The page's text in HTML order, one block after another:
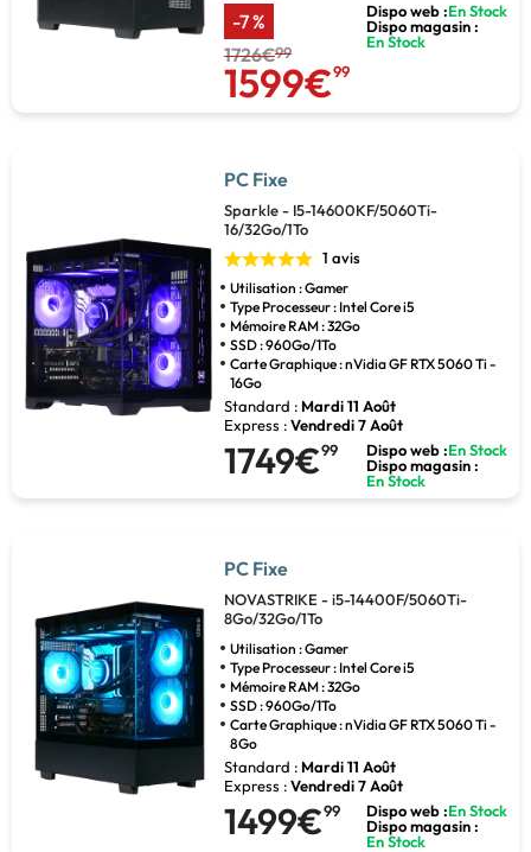
-7 %
1726€99
1599€99
Dispo web :En Stock
Dispo magasin :
En Stock
PC Fixe
Sparkle - I5-14600KF/5060Ti-
16/32Go/1To
1 avis
Utilisation : Gamer
Type Processeur : Intel Core i5
Mémoire RAM : 32Go
SSD : 960Go/1To
Carte Graphique : nVidia GF RTX 5060 Ti -
16Go
Standard : Mardi 11 Août
Express :Vendredi 7 Août
1749€99 Dispo web :En Stock
Dispo magasin :
En Stock
PC Fixe
NOVASTRIKE - i5-14400F/5060Ti-
8Go/32Go/1To
Utilisation : Gamer
Type Processeur : Intel Core i5
Mémoire RAM : 32Go
SSD : 960Go/1To
Carte Graphique : nVidia GF RTX 5060 Ti -
8Go
Standard : Mardi 11 Août
Express :Vendredi 7 Août
1499€99 Dispo web :En Stock
Dispo magasin :
En Stock